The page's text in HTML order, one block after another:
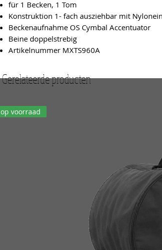
für 1 Becken, 1 Tom
Konstruktion 1- fach ausziehbar mit
Beckenaufnahme OS Cymbal Accentuator
Beine doppelstrebig
Artikelnummer MXTS960A
Gerelateerde producten
op voorraad